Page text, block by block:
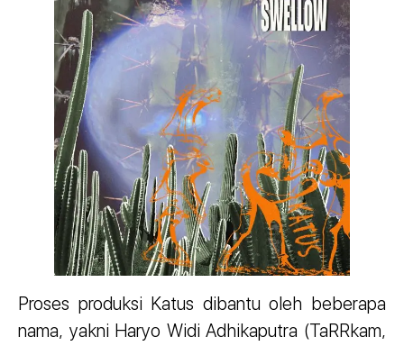
Proses produksi Katus dibantu oleh beberapa
nama, yakni Haryo Widi Adhikaputra (TaRRkam,